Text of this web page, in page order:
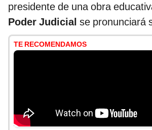
presidente de una obra
Poder Judicial se pronunciará
TE RECOMENDAMOS